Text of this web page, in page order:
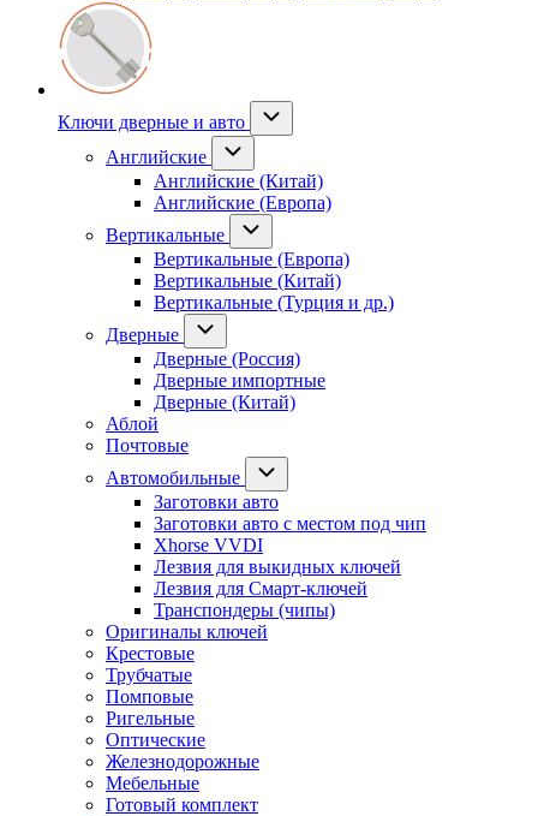
Ключи дверные и авто
Английские
Английские (Китай)
Английские (Европа)
Вертикальные
Вертикальные (Европа)
Вертикальные (Китай)
Вертикальные (Турция и др.)
Дверные
Дверные (Россия)
Дверные импортные
Дверные (Китай)
Аблой
Почтовые
Автомобильные
Заготовки авто
Заготовки авто с местом под чип
Xhorse VVDI
Лезвия для выкидных ключей
Лезвия для Смарт-ключей
Транспондеры (чипы)
Оригиналы ключей
Крестовые
Трубчатые
Помповые
Ригельные
Оптические
Железнодорожные
Мебельные
Готовый комплект